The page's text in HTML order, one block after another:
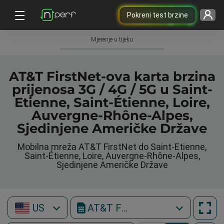
Pokreni test brzine
Mjerenje u tijeku
AT&T FirstNet-ova karta brzina
prijenosa 3G / 4G / 5G u Saint-
Etienne, Saint-Étienne, Loire,
Auvergne-Rhône-Alpes,
Sjedinjene Američke Države
Mobilna mreža AT&T FirstNet do Saint-Etienne,
Saint-Étienne, Loire, Auvergne-Rhône-Alpes,
Sjedinjene Američke Države
US AT&T FirstNet